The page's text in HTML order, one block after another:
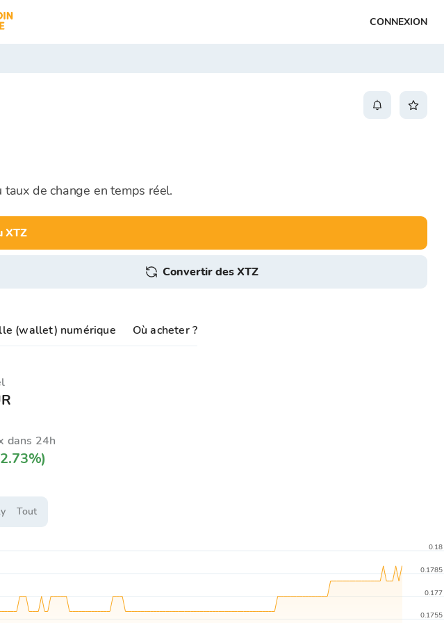
CONNEXION
de change en temps réel.
XTZ
Convertir des XTZ
(wallet) numérique Où acheter ?
dans 24h
y Tout
0.1755
0.177
0.1785
0.18